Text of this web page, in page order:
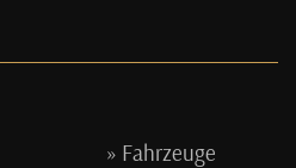
Fahrzeuge